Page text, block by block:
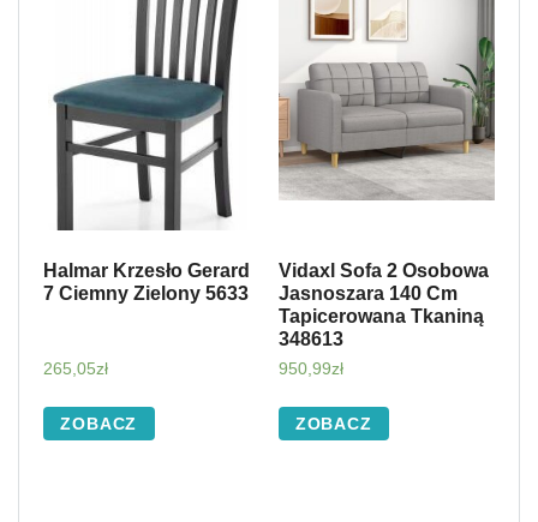
Halmar Krzesło Gerard
7 Ciemny Zielony 5633
265,05zł
ZOBACZ
Vidaxl Sofa 2 Osobowa
Jasnoszara 140 Cm
Tapicerowana Tkaniną
348613
950,99zł
ZOBACZ